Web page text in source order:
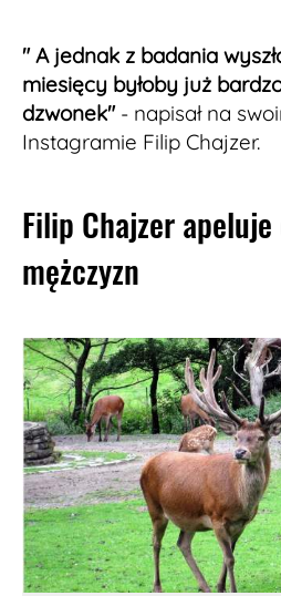
" A jednak z badania
miesięcy byłoby już
dzwonek"- napisał na
Instagramie Filip Chajzer.
Filip Chajzer
mężczyzn